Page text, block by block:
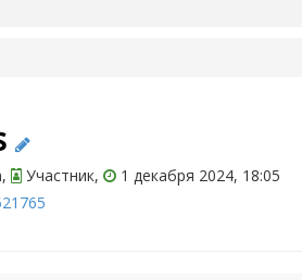
Участник,
1 декабря 2024, 18:05